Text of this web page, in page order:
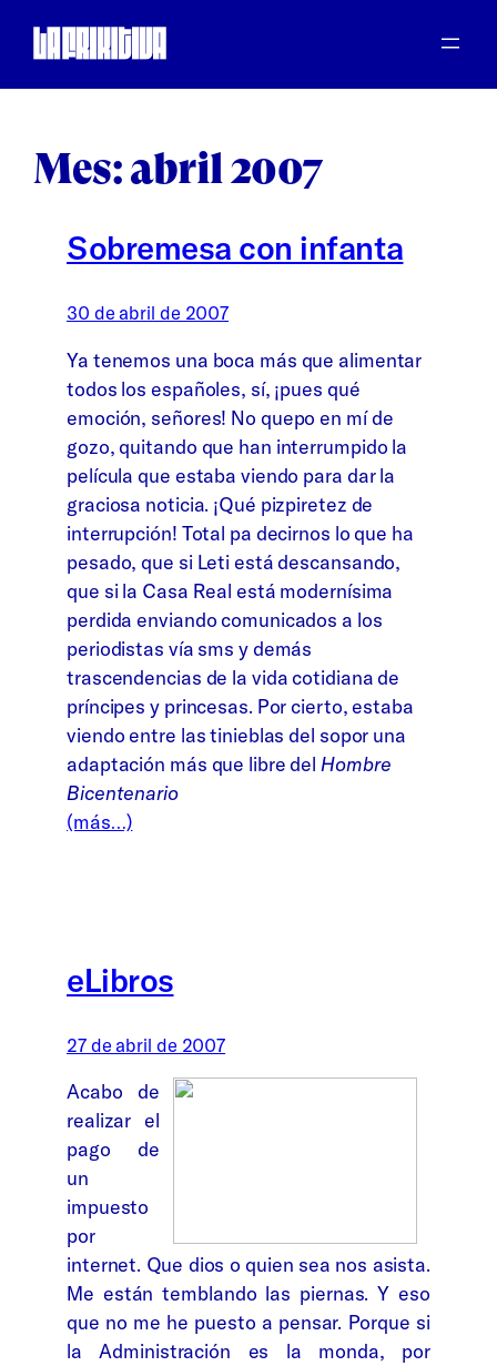
Mes: abril 2007
Sobremesa con infanta
30 de abril de 2007
Ya tenemos una boca más que alimentar
todos los españoles, sí, ¡pues qué
emoción, señores! No quepo en mí de
gozo, quitando que han interrumpido la
película que estaba viendo para dar la
graciosa noticia. ¡Qué pizpiretez de
interrupción! Total pa decirnos lo que ha
pesado, que si Leti está descansando,
que si la Casa Real está modernísima
perdida enviando comunicados a los
periodistas vía sms y demás
trascendencias de la vida cotidiana de
príncipes y princesas. Por cierto, estaba
viendo entre las tinieblas del sopor una
adaptación más que libre delHombre
Bicentenario
(más…)
eLibros
27 de abril de 2007
Acabo de
realizar el
pago de
un
impuesto
por
internet. Que dios o quien sea nos asista.
Me están temblando las piernas. Y eso
que no me he puesto a pensar. Porque si
la Administración es la monda, por